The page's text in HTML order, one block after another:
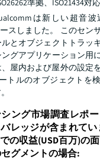
準拠、ISO21434対応
は新しい超音波
ースしました。 このセン
とオブジェクトトラッ
グアプリケーション用
、屋内および屋外の設定
トルのオブジェクトを
ング市場調査レポー
レッジが含まれてい
の収益(USD百万)の
グメントの場合: